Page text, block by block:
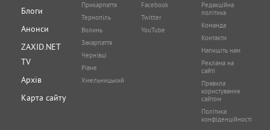
Блоги
Анонси
ZAXID.NET
TV
Архів
Карта сайту
Прикарпаття
Тернопіль
Волинь
Закарпаття
Чернівці
Рівне
Хмельницький
Facebook
Twitter
YouTube
Редакційна
політика
Команда
Контакти
Напишіть нам
Реклама на
сайті
Правила
користування
сайтом
Політика
конфіденційності